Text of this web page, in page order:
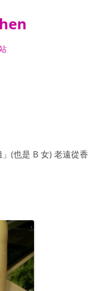
(也是 B 女) 老遠從香